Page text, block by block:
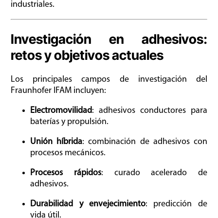
industriales.
Investigación en adhesivos:
retos y objetivos actuales
Los principales campos de investigación del
Fraunhofer IFAM incluyen:
Electromovilidad: adhesivos conductores para
baterías y propulsión.
Unión híbrida: combinación de adhesivos con
procesos mecánicos.
Procesos rápidos: curado acelerado de
adhesivos.
Durabilidad y envejecimiento: predicción de
vida útil.